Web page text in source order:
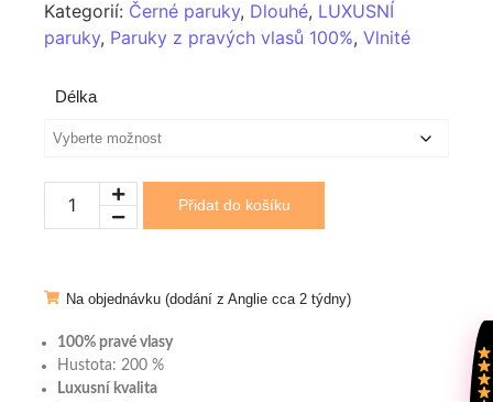
Kategorií: Černé paruky, Dlouhé, LUXUSNÍ
paruky, Paruky z pravých vlasů 100%, Vlnité
Délka
Přidat do košíku
Na objednávku (dodání z Anglie cca 2 týdny)
100% pravé vlasy
Hustota: 200 %
Luxusní kvalita